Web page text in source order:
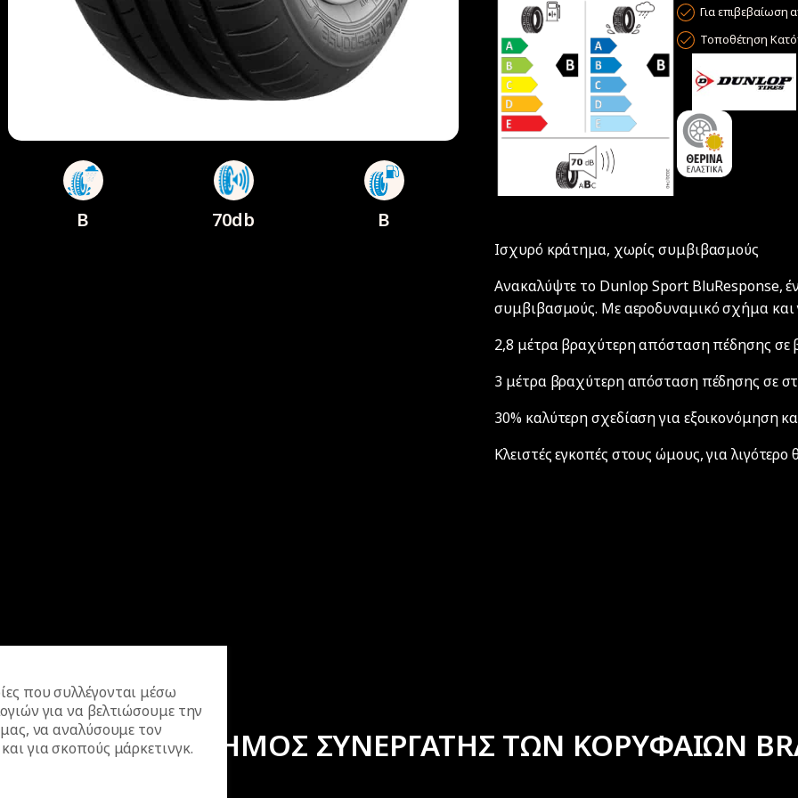
B 70db B
Για επιβεβαίωση
Τοποθέτηση
Ισχυρό κράτημα, χωρίς συμβιβασμούς
Ανακαλύψτε το Dunlop Sport BluResponse,
συμβιβασμούς. Με αεροδυναμικό σχήμα
2,8 μέτρα βραχύτερη απόσταση πέδησης σε
3 μέτρα βραχύτερη απόσταση πέδησης σε
30% καλύτερη σχεδίαση για εξοικονόμηση
Κλειστές εγκοπές στους ώμους, για λιγότερο
ΕΠΙΣΗΜΟΣ ΣΥΝΕΡΓΑΤΗΣ ΤΩΝ ΚΟΡΥΦΑΙΩΝ
που συλλέγονται μέσω
για να βελτιώσουμε την
να αναλύσουμε τον
για σκοπούς μάρκετινγκ.